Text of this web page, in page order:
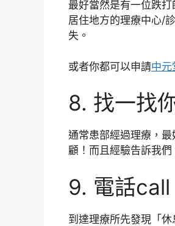
最好當然是有一位跌
居住地方的理療中心/
失。
或者你都可以申請中元
8. 找一找
通常患部經過理療，
顧！而且經驗告訴我
9. 電話
到達理療所先發現「